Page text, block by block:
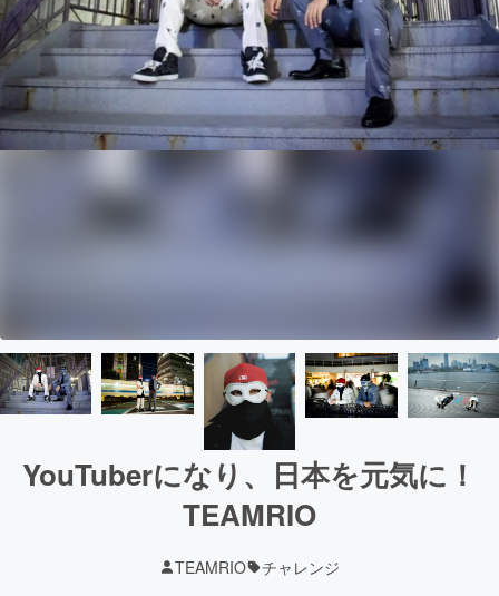
YouTuberになり、日本を元気に！
TEAMRIO
TEAMRIO チャレンジ